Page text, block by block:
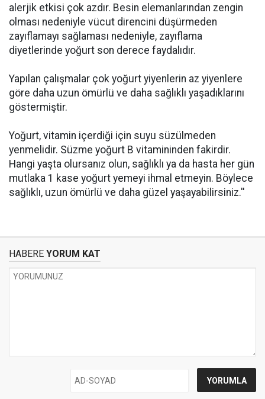
alerjik etkisi çok azdır. Besin elemanlarından zengin
olması nedeniyle vücut direncini düşürmeden
zayıflamayı sağlaması nedeniyle, zayıflama
diyetlerinde yoğurt son derece faydalıdır.
Yapılan çalışmalar çok yoğurt yiyenlerin az yiyenlere
göre daha uzun ömürlü ve daha sağlıklı yaşadıklarını
göstermiştir.
Yoğurt, vitamin içerdiği için suyu süzülmeden
yenmelidir. Süzme yoğurt B vitamininden fakirdir.
Hangi yaşta olursanız olun, sağlıklı ya da hasta her gün
mutlaka 1 kase yoğurt yemeyi ihmal etmeyin. Böylece
sağlıklı, uzun ömürlü ve daha güzel yaşayabilirsiniz.''
HABERE YORUM KAT